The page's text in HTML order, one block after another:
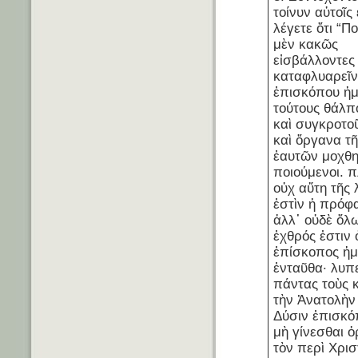
τοίνυν αὐτοῖς
λέγετε ὅτι
μὲν κακῶς
εἰσβάλλοντες
ἐπισκόπου
τούτους
καὶ
καὶ ὄργανα
ἑαυτῶν
ποιούμενοι.
οὐχ αὕτη τῆς
ἐστὶν ἡ
ἀλλ᾽ οὐδὲ
ἐχθρός ἐστιν
ἐπίσκοπος
ἐνταῦθα·
πάντας τοὺς
τὴν Ἀνατολὴν
Δύσιν
μὴ γίνεσθαι
τὸν περὶ